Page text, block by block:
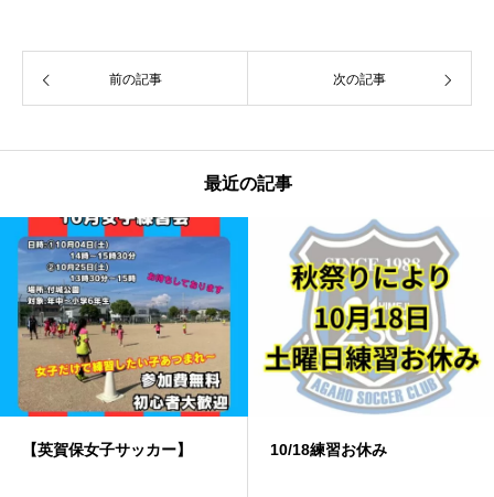
前の記事 次の記事
最近の記事
10/18練習お休み ️雨天中止